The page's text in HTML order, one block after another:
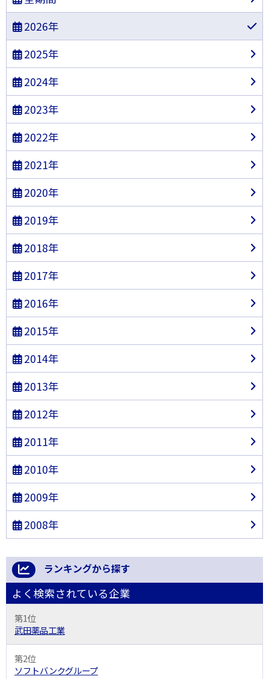
2026年
2025年
2024年
2023年
2022年
2021年
2020年
2019年
2018年
2017年
2016年
2015年
2014年
2013年
2012年
2011年
2010年
2009年
2008年
ランキングから探す
よく検索されている企業
第1位
武田薬品工業
第2位
ソフトバンクグループ